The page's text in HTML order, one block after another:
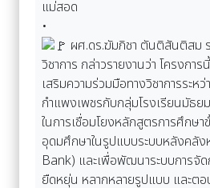
แม่สอด
•
ผศ.ดร.ฆัมภิชา ตันติสันติสม
วิชาการ กล่าวรายงานว่า โครงกา
เสริมความร่วมมือทางวิชาการระห
กำแพงเพชรกับกลุ่มโรงเรียนมัธย
ในการเชื่อมโยงหลักสูตรการศึกษ
อุดมศึกษาในรูปแบบระบบหลังคลั
Bank) และเพื่อพัฒนาระบบการจัด
ยืดหยุ่น หลากหลายรูปแบบ และต